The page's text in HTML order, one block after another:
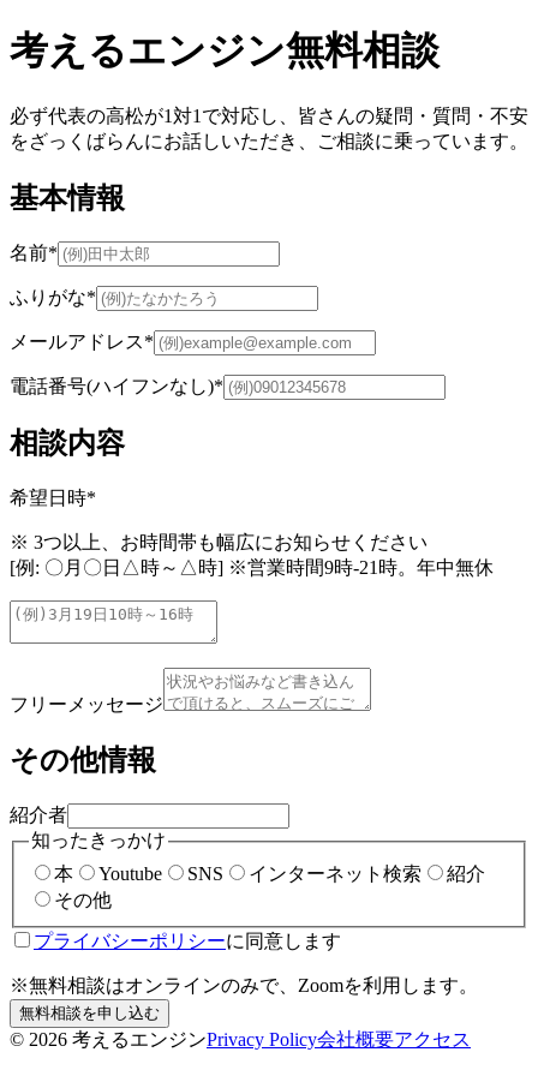
考えるエンジン無料相談
必ず代表の高松が1対1で対応し、皆さんの疑問・質問・不安
をざっくばらんにお話しいただき、ご相談に乗っています。
基本情報
名前*
ふりがな*
メールアドレス*
電話番号(ハイフンなし)*
相談内容
希望日時*
※ 3つ以上、お時間帯も幅広にお知らせください
[例: 〇月〇日△時～△時] ※営業時間9時-21時。年中無休
フリーメッセージ
その他情報
紹介者
知ったきっかけ
本
Youtube SNS インターネット検索
紹介
その他
プライバシーポリシーに同意します
※無料相談はオンラインのみで、Zoomを利用します。
無料相談を申し込む
© 2026 考えるエンジンPrivacy Policy会社概要アクセス